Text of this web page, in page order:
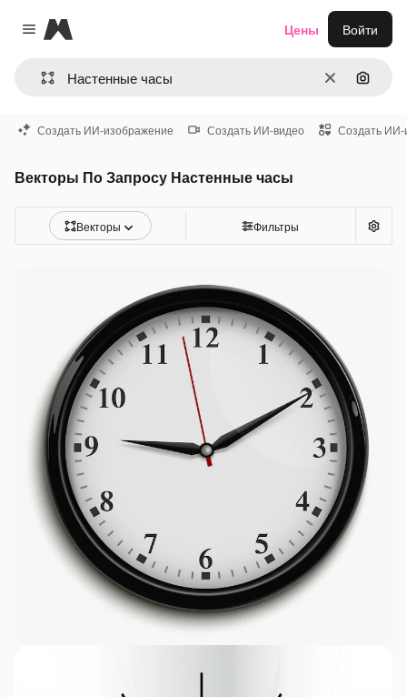
Close menu
Magnific
ОчиститьПоиск
Цены Войти
Создать ИИ-изображение Создать ИИ-видео Создать ИИ-
Векторы По Запросу Настенные часы
Векторы Фильтры